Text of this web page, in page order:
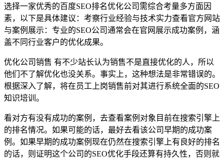
选择一家优秀的百度SEO排名优化公司需综合考量多方面因
素，以下是具体建议：考察行业经验与技术实力查看官方网站
与案例展示：专业的SEO公司通常会在官网展示成功案例，涵
盖不同行业客户的优化成果。
优化公司销售 有不少站长认为销售不是直接优化的人，所以
他们不了解优化也没关系。事实上，这种想法是非常错误的。
根据深入了解，将在员工上岗销售前对其进行系统全面的SEO
知识培训。
看对方有没有成功的案例，去查看案例对象目前在搜索引擎上
的排名情况。如果可能的话，最好去看该公司早期的成功案
例。如果早期的成功案例现在仍然在搜索引擎上有良好的排名
的话，则证明这个公司的SEO优化手段还算有持久性，否则就